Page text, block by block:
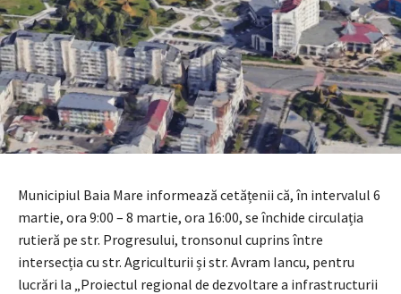
Municipiul Baia Mare informează cetățenii că, în intervalul 6
martie, ora 9:00 – 8 martie, ora 16:00, se închide circulația
rutieră pe str. Progresului, tronsonul cuprins între
intersecția cu str. Agriculturii și str. Avram Iancu, pentru
lucrări la „Proiectul regional de dezvoltare a infrastructurii